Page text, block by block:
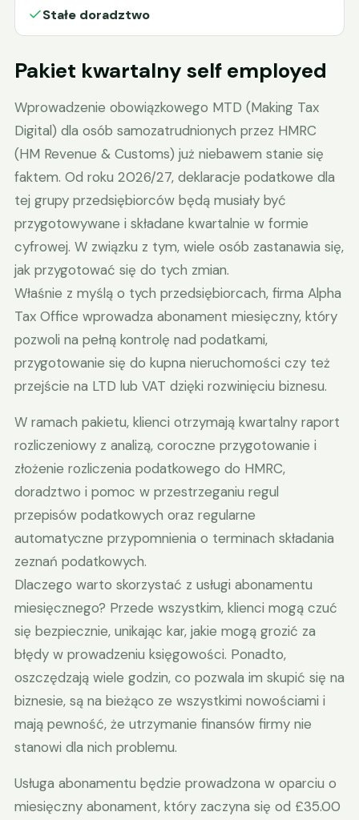
Stałe doradztwo
Pakiet kwartalny self employed
Wprowadzenie obowiązkowego MTD (Making Tax
Digital) dla osób samozatrudnionych przez HMRC
(HM Revenue & Customs) już niebawem stanie się
faktem. Od roku 2026/27, deklaracje podatkowe dla
tej grupy przedsiębiorców będą musiały być
przygotowywane i składane kwartalnie w formie
cyfrowej. W związku z tym, wiele osób zastanawia się,
jak przygotować się do tych zmian.
Właśnie z myślą o tych przedsiębiorcach, firma Alpha
Tax Office wprowadza abonament miesięczny, który
pozwoli na pełną kontrolę nad podatkami,
przygotowanie się do kupna nieruchomości czy też
przejście na LTD lub VAT dzięki rozwinięciu biznesu.
W ramach pakietu, klienci otrzymają kwartalny raport
rozliczeniowy z analizą, coroczne przygotowanie i
złożenie rozliczenia podatkowego do HMRC,
doradztwo i pomoc w przestrzeganiu regul
przepisów podatkowych oraz regularne
automatyczne przypomnienia o terminach składania
zeznań podatkowych.
Dlaczego warto skorzystać z usługi abonamentu
miesięcznego? Przede wszystkim, klienci mogą czuć
się bezpiecznie, unikając kar, jakie mogą grozić za
błędy w prowadzeniu księgowości. Ponadto,
oszczędzają wiele godzin, co pozwala im skupić się na
biznesie, są na bieżąco ze wszystkimi nowościami i
mają pewność, że utrzymanie finansów firmy nie
stanowi dla nich problemu.
Usługa abonamentu będzie prowadzona w oparciu o
miesięczny abonament, który zaczyna się od £35.00